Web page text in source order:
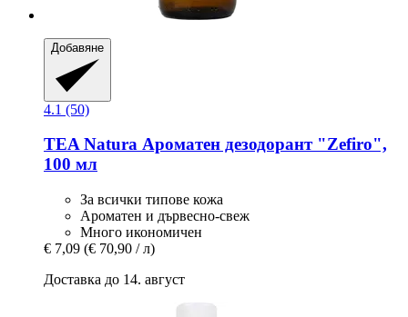
Добавяне
4.1 (50)
TEA Natura Ароматен дезодорант "Zefiro",
100 мл
За всички типове кожа
Ароматен и дървесно-свеж
Много икономичен
€ 7,09 (€ 70,90 / л)
Доставка до 14. август